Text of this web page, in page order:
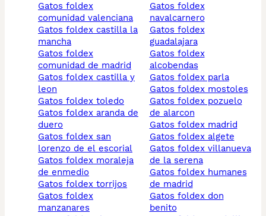
gatos foldex
comunidad valenciana
gatos foldex castilla la
mancha
gatos foldex
comunidad de madrid
gatos foldex castilla y
leon
gatos foldex toledo
gatos foldex aranda de
duero
gatos foldex san
lorenzo de el escorial
gatos foldex moraleja
de enmedio
gatos foldex torrijos
gatos foldex
manzanares
gatos foldex
navalcarnero
gatos foldex
guadalajara
gatos foldex
alcobendas
gatos foldex parla
gatos foldex mostoles
gatos foldex pozuelo
de alarcon
gatos foldex madrid
gatos foldex algete
gatos foldex villanueva
de la serena
gatos foldex humanes
de madrid
gatos foldex don
benito